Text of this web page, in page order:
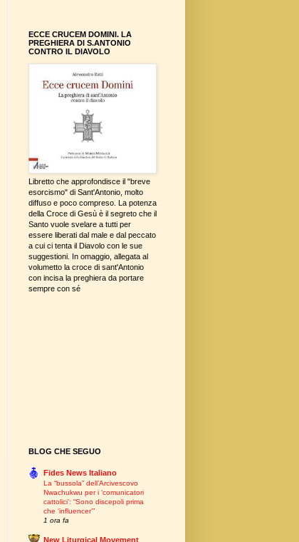
ECCE CRUCEM DOMINI. LA
PREGHIERA DI S.ANTONIO
CONTRO IL DIAVOLO
Libretto che approfondisce il "breve
esorcismo" di Sant'Antonio, molto
diffuso e poco compreso. La potenza
della Croce di Gesù è il segreto che il
Santo vuole svelare a tutti per
essere liberati dal male e dal peccato
a cui ci tenta il Diavolo con le sue
suggestioni. In omaggio, allegata al
volumetto la croce di sant'Antonio
con incisa la preghiera da portare
sempre con sé
BLOG CHE SEGUO
Fides News Italiano
La “bussola” dell’Arcivescovo
Nwachukwu per i ‘comunicatori
cattolici’: “Sono discepoli prima
che ‘influencer’”
1 ora fa
New Liturgical Movement